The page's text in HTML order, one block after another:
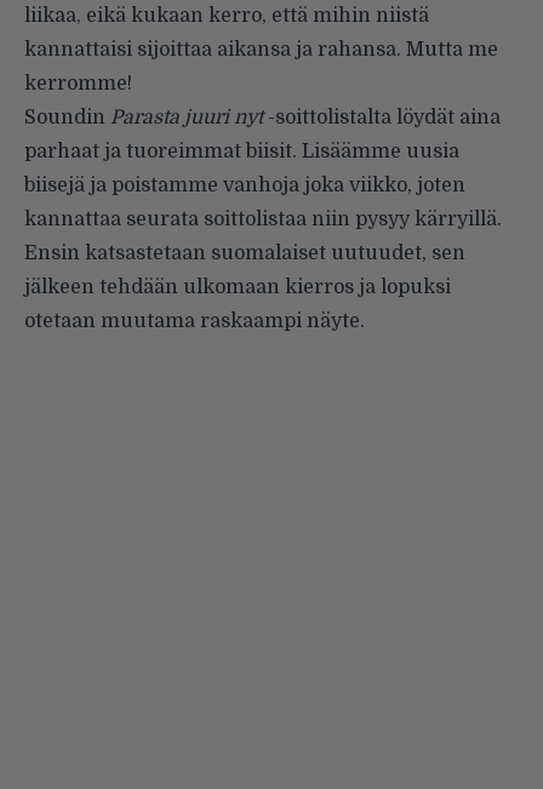
liikaa, eikä kukaan kerro, että mihin niistä
kannattaisi sijoittaa aikansa ja rahansa. Mutta me
kerromme!
Soundin Parasta juuri nyt-soittolistalta löydät aina
parhaat ja tuoreimmat biisit. Lisäämme uusia
biisejä ja poistamme vanhoja joka viikko, joten
kannattaa seurata soittolistaa niin pysyy kärryillä.
Ensin katsastetaan suomalaiset uutuudet, sen
jälkeen tehdään ulkomaan kierros ja lopuksi
otetaan muutama raskaampi näyte.